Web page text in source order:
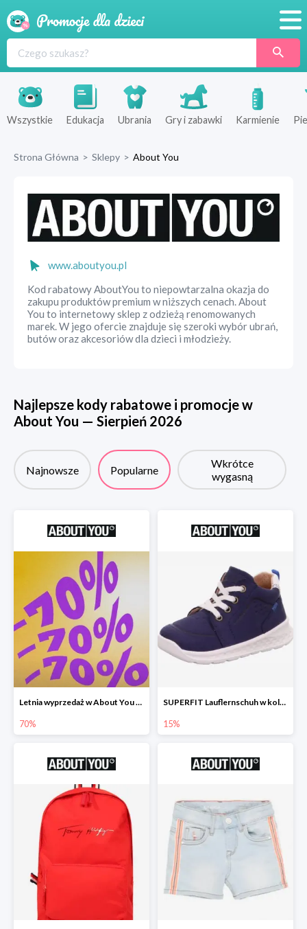
Produkty
Sklepy
Wszystkie Edukacja Ubrania Gry i zabawki Karmienie
Strona Główna > Sklepy > About You
www.aboutyou.pl
Kod rabatowy AboutYou to niepowtarzalna okazja do
zakupu produktów premium w niższych cenach. About
You to internetowy sklep z odzieżą renomowanych
marek. W jego ofercie znajduje się szeroki wybór ubrań,
butów oraz akcesoriów dla dzieci i młodzieży.
Najlepsze kody rabatowe i promocje w
About You — Sierpień 2026
Najnowsze Popularne
Wkrótce
wygasną
Letnia wyprzedaż w About You do -70%
70%
SUPERFIT Lauflernschuh w kolorze Niebieski -15%
15%